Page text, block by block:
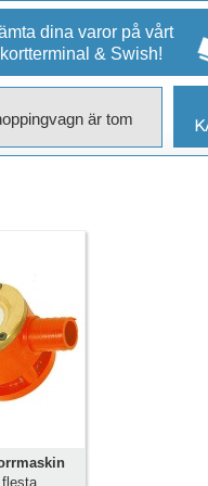
dina varor på vårt
& Swish!
är tom